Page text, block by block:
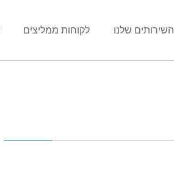
השירותים שלנו לקוחות ממליצים